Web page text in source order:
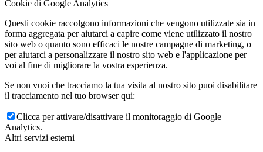
Cookie di Google Analytics
Questi cookie raccolgono informazioni che vengono utilizzate sia in
forma aggregata per aiutarci a capire come viene utilizzato il nostro
sito web o quanto sono efficaci le nostre campagne di marketing, o
per aiutarci a personalizzare il nostro sito web e l'applicazione per
voi al fine di migliorare la vostra esperienza.
Se non vuoi che tracciamo la tua visita al nostro sito puoi disabilitare
il tracciamento nel tuo browser qui:
Clicca per attivare/disattivare il monitoraggio di Google
Analytics.
Altri servizi esterni